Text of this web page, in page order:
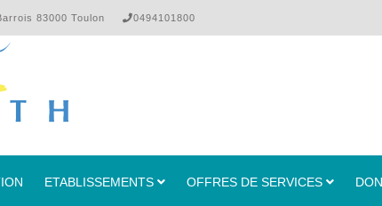
83000 Toulon 0494101800
ETABLISSEMENTS OFFRES DE SERVICES